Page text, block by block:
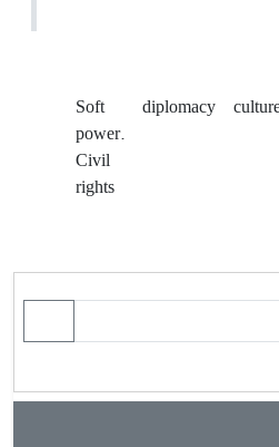
Soft
power.
Civil
rights
diplomacy